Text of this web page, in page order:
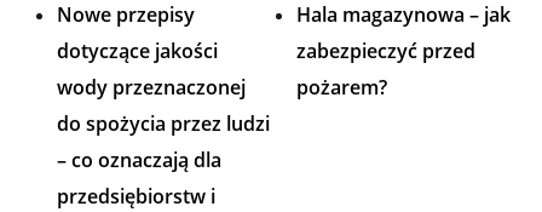
Nowe przepisy
dotyczące jakości
wody przeznaczonej
do spożycia przez ludzi
– co oznaczają dla
przedsiębiorstw i
Hala magazynowa – jak
zabezpieczyć przed
pożarem?